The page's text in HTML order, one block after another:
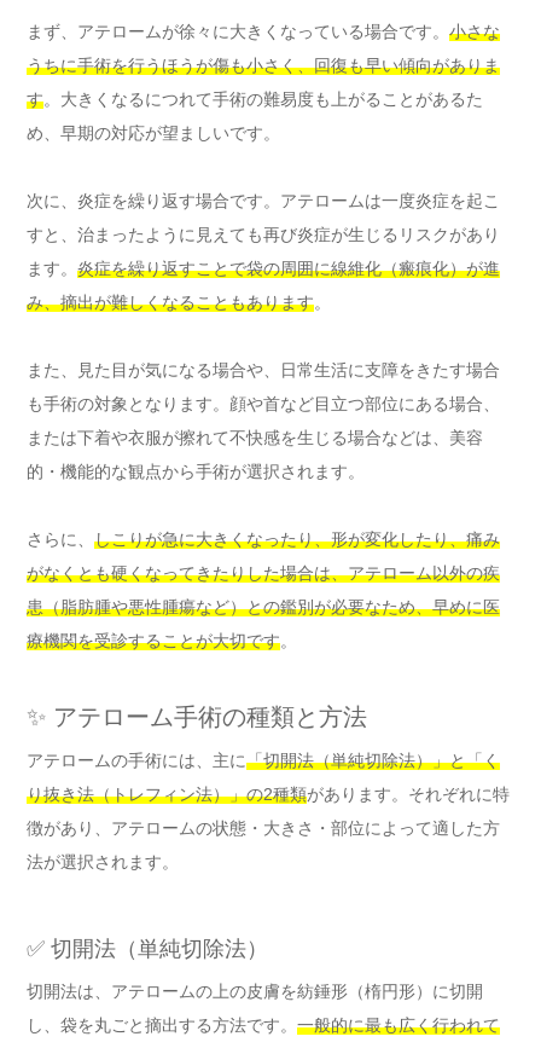
まず、アテロームが徐々に大きくなっている場合です。 小さな
うちに手術を行うほうが傷も小さく、回復も早い傾向がありま
す。大きくなるにつれて手術の難易度も上がることがあるた
め、早期の対応が望ましいです。
次に、炎症を繰り返す場合です。アテロームは一度炎症を起こ
すと、治まったように見えても再び炎症が生じるリスクがあり
ます。 炎症を繰り返すことで袋の周囲に線維化（瘢痕化）が進
み、摘出が難しくなることもあります。
また、見た目が気になる場合や、日常生活に支障をきたす場合
も手術の対象となります。顔や首など目立つ部位にある場合、
または下着や衣服が擦れて不快感を生じる場合などは、美容
的・機能的な観点から手術が選択されます。
さらに、 しこりが急に大きくなったり、形が変化したり、痛み
がなくとも硬くなってきたりした場合は、アテローム以外の疾
患（脂肪腫や悪性腫瘍など）との鑑別が必要なため、早めに医
療機関を受診することが大切です。
✨ アテローム手術の種類と方法
アテロームの手術には、主に「切開法（単純切除法）」と「く
り抜き法（トレフィン法）」の2種類があります。それぞれに特
徴があり、アテロームの状態・大きさ・部位によって適した方
法が選択されます。
✅ 切開法（単純切除法）
切開法は、アテロームの上の皮膚を紡錘形（楕円形）に切開
し、袋を丸ごと摘出する方法です。 一般的に最も広く行われて